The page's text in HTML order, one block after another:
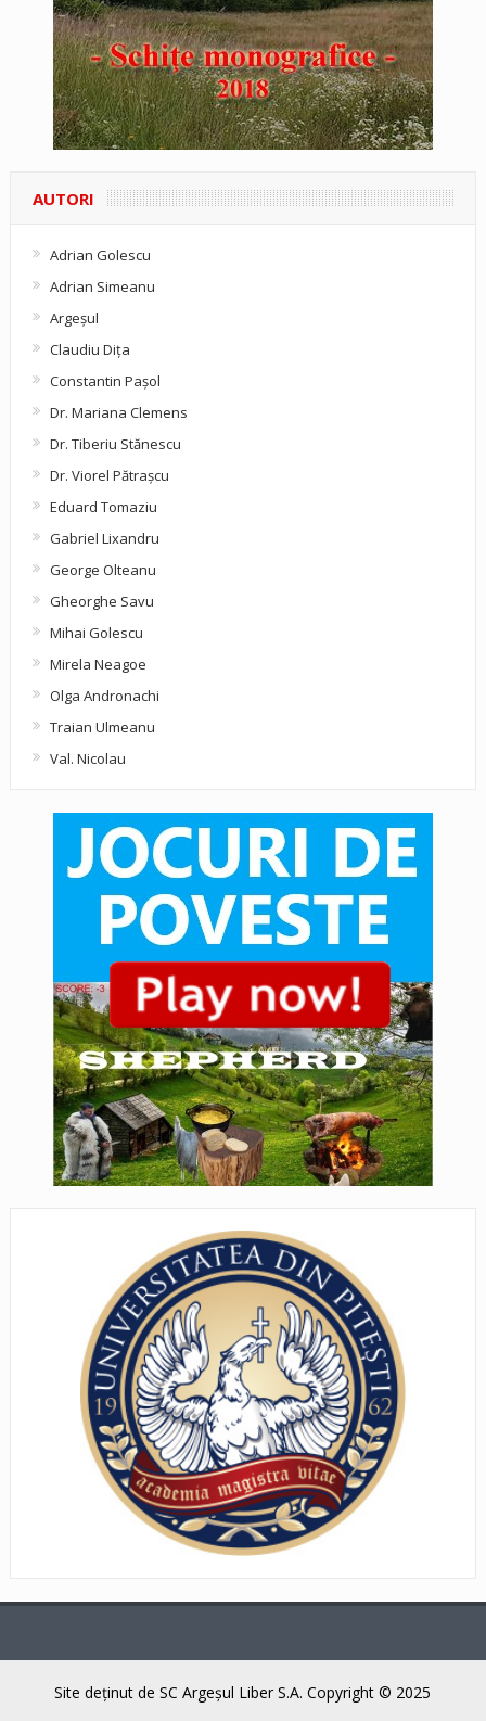
AUTORI
Adrian Golescu
Adrian Simeanu
Argeşul
Claudiu Diţa
Constantin Pașol
Dr. Mariana Clemens
Dr. Tiberiu Stănescu
Dr. Viorel Pătraşcu
Eduard Tomaziu
Gabriel Lixandru
George Olteanu
Gheorghe Savu
Mihai Golescu
Mirela Neagoe
Olga Andronachi
Traian Ulmeanu
Val. Nicolau
Site deţinut de SC Argeşul Liber S.A. Copyright © 2025